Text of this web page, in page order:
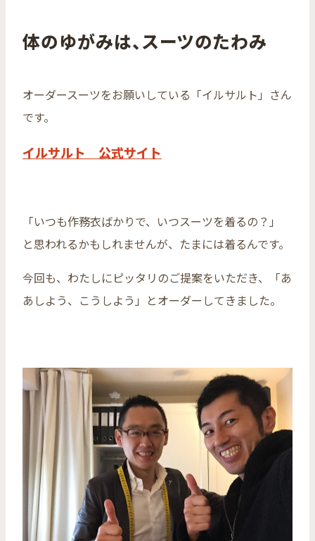
体のゆがみは、スーツのたわみ
オーダースーツをお願いしている「イルサルト」さん
です。
イルサルト 公式サイト
「いつも作務衣ばかりで、いつスーツを着るの？」
と思われるかもしれませんが、たまには着るんです。
今回も、わたしにピッタリのご提案をいただき、「あ
あしよう、こうしよう」とオーダーしてきました。